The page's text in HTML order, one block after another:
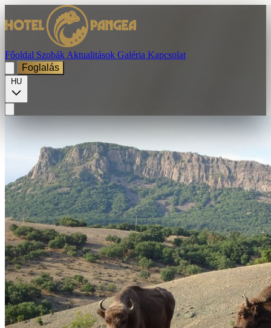
Főoldal Szobák Aktualitások Galéria Kapcsolat
Foglalás
HU